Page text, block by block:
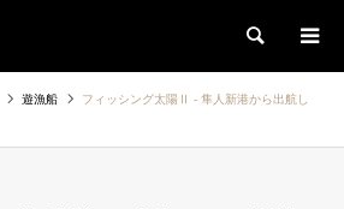
検索
遊漁船
フィッシング太陽Ⅱ ‐ 隼人新港から出航し